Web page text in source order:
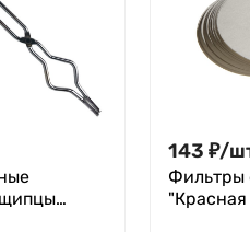
143 ₽/
Фильтры
"Красная